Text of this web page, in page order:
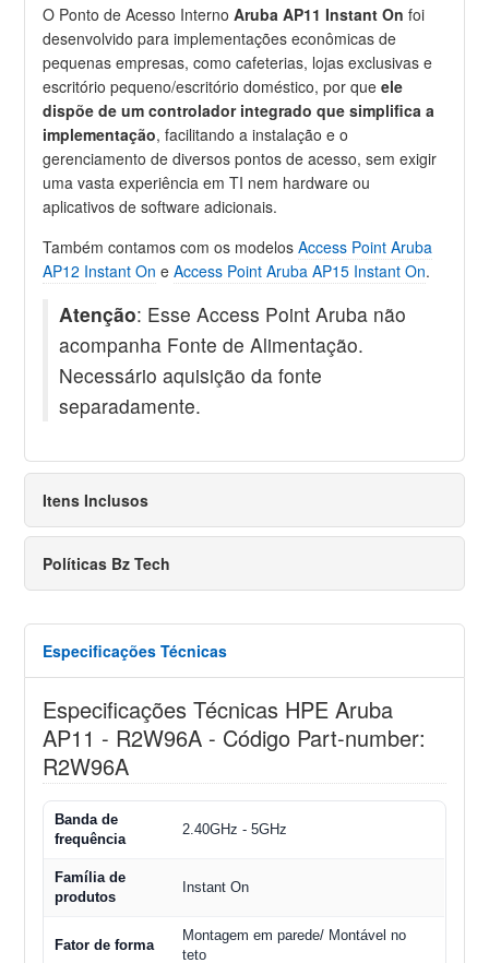
O Ponto de Acesso InternoAruba AP11 Instant On foi
desenvolvido para implementações econômicas de
pequenas empresas, como cafeterias, lojas exclusivas e
escritório pequeno/escritório doméstico, por queele
dispõe de um controlador integrado que simplifica a
implementação, facilitando a instalação e o
gerenciamento de diversos pontos de acesso, sem exigir
uma vasta experiência em TI nem hardware ou
aplicativos de software adicionais.
Também contamos com os modelosAccess Point Aruba
AP12 Instant On eAccess Point Aruba AP15 Instant On.
Atenção: Esse Access Point Aruba não
acompanha Fonte de Alimentação.
Necessário aquisição da fonte
separadamente.
Itens Inclusos
Políticas Bz Tech
Especificações Técnicas
Especificações Técnicas HPE Aruba
AP11 - R2W96A - Código Part-number:
R2W96A
Banda de
frequência
2.40GHz - 5GHz
Família de
produtos
Instant On
Fator de forma
Montagem em parede/ Montável no
teto